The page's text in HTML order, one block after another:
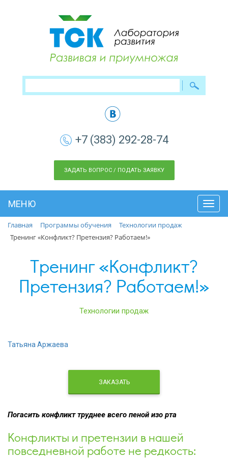
+7 (383) 292-28-74
ЗАДАТЬ ВОПРОС / ПОДАТЬ ЗАЯВКУ
МЕНЮ
Главная
Программы обучения
Технологии продаж
Тренинг «Конфликт? Претензия? Работаем!»
Тренинг «Конфликт?
Претензия? Работаем!»
Технологии продаж
Татьяна Аржаева
ЗАКАЗАТЬ
Погасить конфликт труднее всего пеной изо рта
Конфликты и претензии в нашей
повседневной работе не редкость: